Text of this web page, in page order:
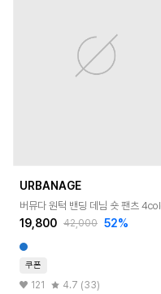
URBANAGE
버뮤다 원턱 밴딩 데님 숏 팬츠
19,800 42,000 52%
쿠폰
121 4.7 (33)